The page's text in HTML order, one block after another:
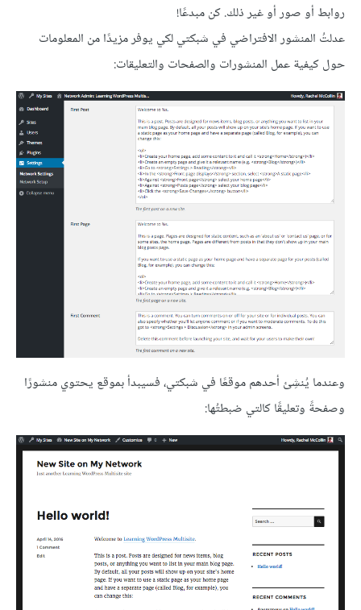
روابط أو صور أو غير ذلك. كن مبدعًا!
عدلتُ المنشور الافتراضي في شبكتي لكي يوفر مزيدًا من المعلومات
حول كيفية عمل المنشورات والصفحات والتعليقات:
وعندما يُنشِئ أحدهم موقعًا في شبكتي، فسيبدأ بموقع يحتوي منشورًا
وصفحةً وتعليقًا كالتي ضبطتُها: